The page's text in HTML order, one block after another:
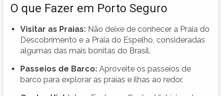
O que Fazer em Porto Seguro
Visitar as Praias: Não deixe de conhecer a Praia do
Descobrimento e a Praia do Espelho, consideradas
algumas das mais bonitas do Brasil.
Passeios de Barco: Aproveite os passeios de
barco para explorar as praias e ilhas ao redor.